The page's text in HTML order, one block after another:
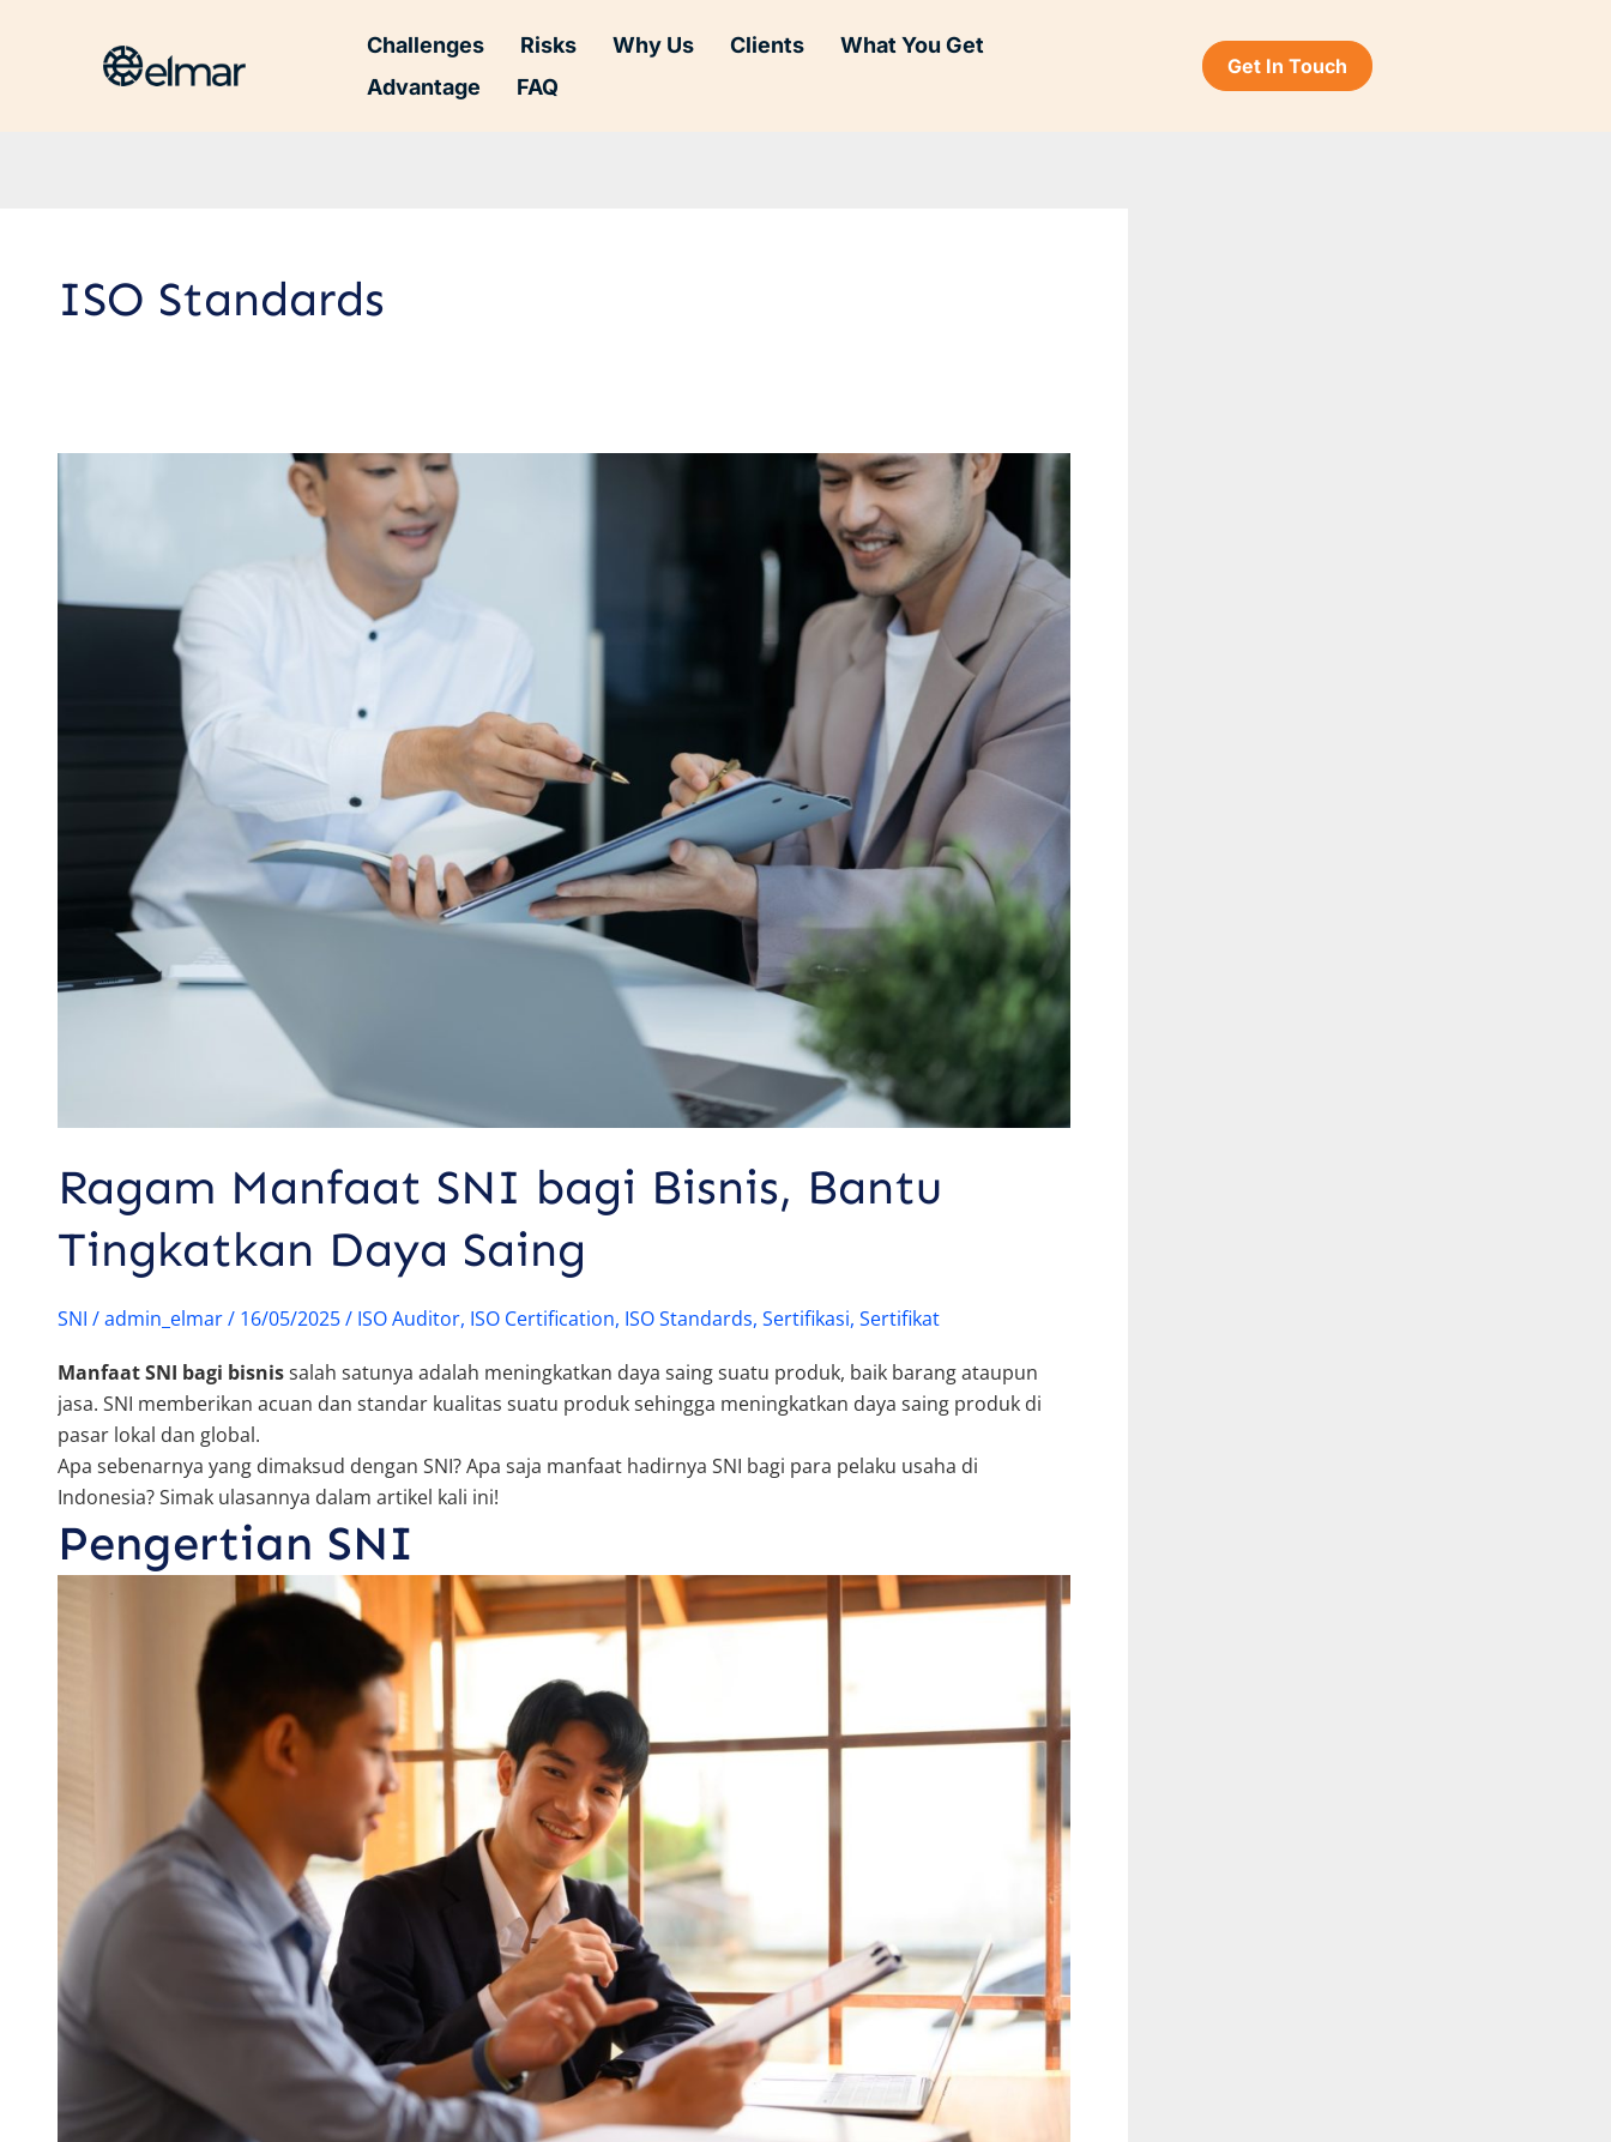
Challenges Risks Why Us Clients
What You Get
Advantage
FAQ
Get In Touch
ISO Standards
Ragam Manfaat SNI bagi Bisnis, Bantu
Tingkatkan Daya Saing
SNI /admin_elmar/ 16/05/2025/ ISO Auditor, ISO Certification, ISO Standards, Sertifikasi, Sertifikat
Manfaat SNI bagi bisnissalah satunya adalah meningkatkan daya saing suatu produk, baik barang ataupun
jasa. SNI memberikan acuan dan standar kualitas suatu produk sehingga meningkatkan daya saing produk di
pasar lokal dan global.
Apa sebenarnya yang dimaksud dengan SNI? Apa saja manfaat hadirnya SNI bagi para pelaku usaha di
Indonesia? Simak ulasannya dalam artikel kali ini!
Pengertian SNI